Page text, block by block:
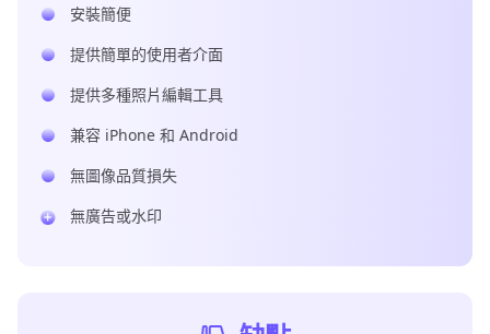
安裝簡便
提供簡單的使用者介面
提供多種照片編輯工具
兼容 iPhone 和 Android
無圖像品質損失
無廣告或水印